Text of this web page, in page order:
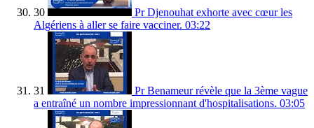
30
Pr Djenouhat exhorte avec cœur les
Algériens à aller se faire vacciner. 03:22
31
Pr Benameur révèle que la 3ème vague
a entraîné un nombre impressionnant d'hospitalisations. 03:05